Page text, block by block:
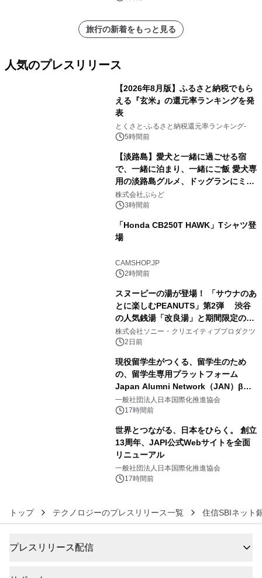
旅行の新着をもっと見る
人気のプレスリリース
【2026年8月版】ふるさと納税でもら
える『玄米』の還元率ランキングを発
表
とくさと-ふるさと納税還元率ランキング-
5時間前
【淡路島】愛犬と一緒に過ごせる宿
で、一緒に泊まり、一緒にご飯 愛犬専
用の淡路島グルメ、ドッグランにミニ
プール グランピングとトレーラーハウ
スの2施設で
株式会社ぷらど
3時間前
「Honda CB250T HAWK」Tシャツ登
場
CAMSHOP.JP
2時間前
スヌーピーの湯が登場！ 「サウナのあ
とに楽しむPEANUTS」第2弾 渋谷
の人気銭湯「改良湯」と期間限定のコ
ラボレーション サウナイキタイコラ
ボグッズも発売決定！
株式会社ソニー・クリエイティブプロダクツ
2日前
現役留学生がつくる、留学生のため
の、留学生専用プラットフォーム
Japan Alumni Network（JAN）β版
をリリース
一般社団法人日本国際化推進協会
17時間前
世界とつながる、日本をひらく。 創立
13周年、JAPI公式Webサイトを全面
リニューアル
一般社団法人日本国際化推進協会
17時間前
トップ テクノロジーのプレスリリース一覧 住信SBIネット
プレスリリース配信